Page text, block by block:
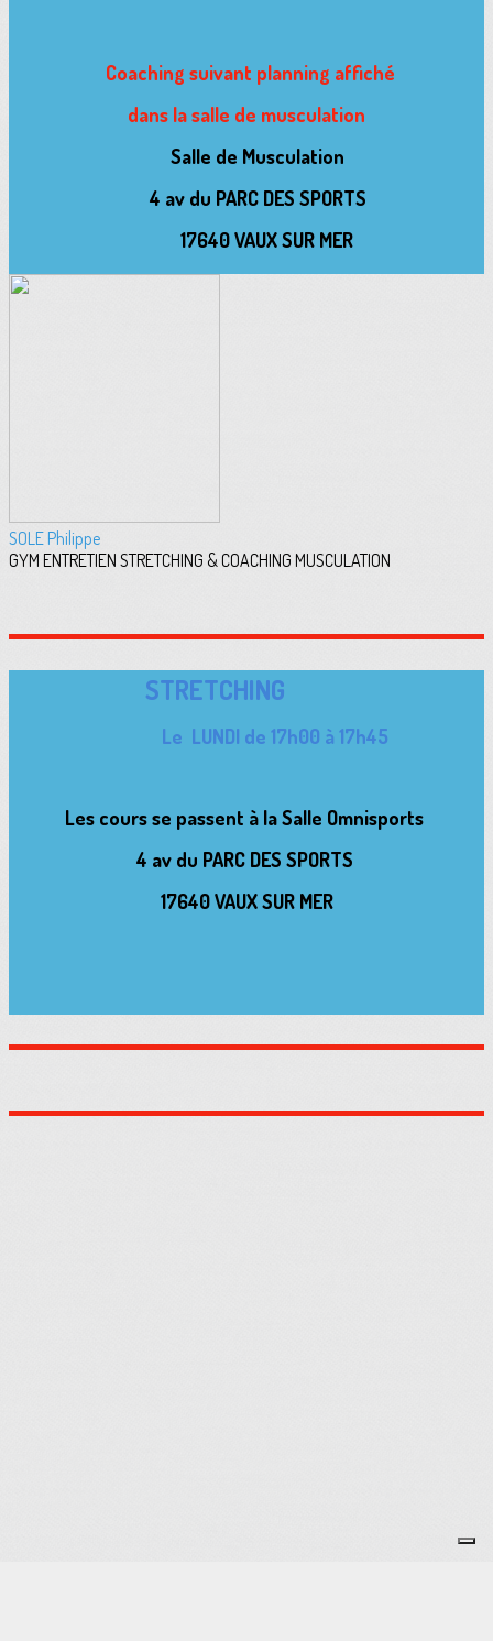
Coaching suivant planning affiché
dans la salle de musculation
Salle de Musculation
4 av du PARC DES SPORTS
17640 VAUX SUR MER
SOLE Philippe
GYM ENTRETIEN STRETCHING & COACHING MUSCULATION
STRETCHING
Le LUNDI de 17h00 à 17h45
Les cours se passent à la Salle Omnisports
4 av du PARC DES SPORTS
17640 VAUX SUR MER